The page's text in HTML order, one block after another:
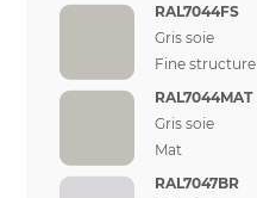
RAL7044FS
Gris soie
Fine structure
RAL7044MAT
Gris soie
Mat
RAL7047BR